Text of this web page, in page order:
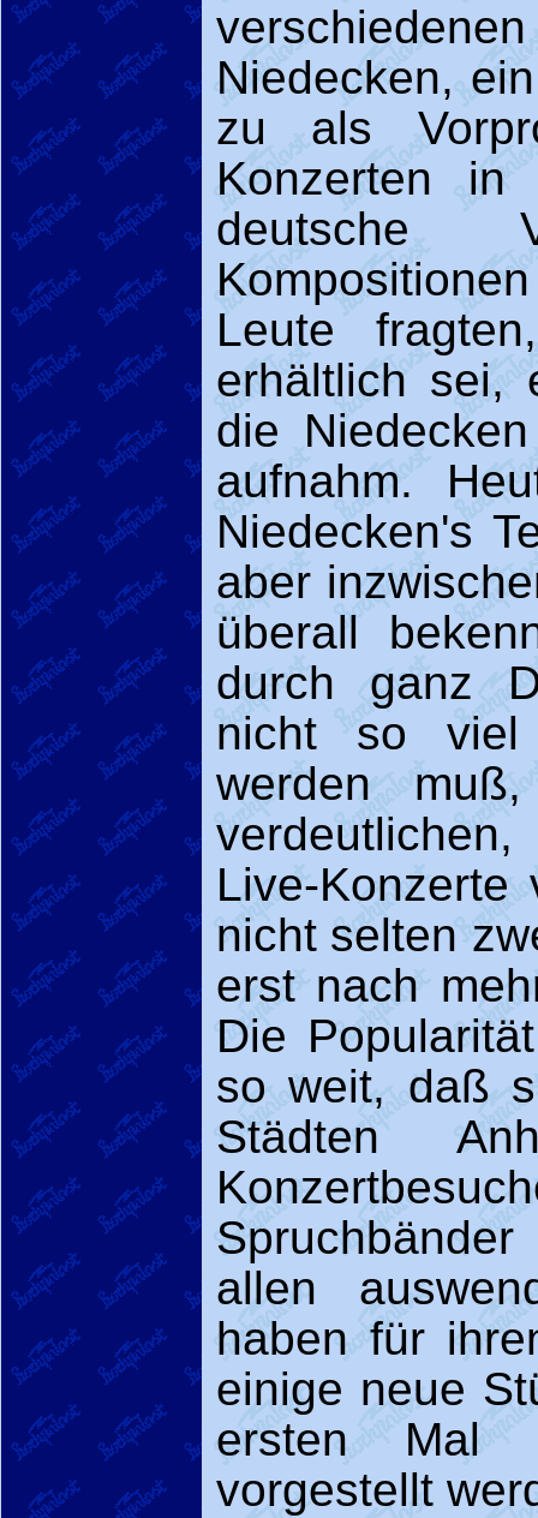
Niedecken,
zu als
Konzerten
deutsche
Leute
erhältlich sei,
die
aufnahm.
Niedecken's
aber
überall
durch ganz
nicht so viel
werden
Live-
nicht selten
erst nach
Die
so weit, daß
Städten
allen
haben für
einige neue
ersten Mal
vorgestellt